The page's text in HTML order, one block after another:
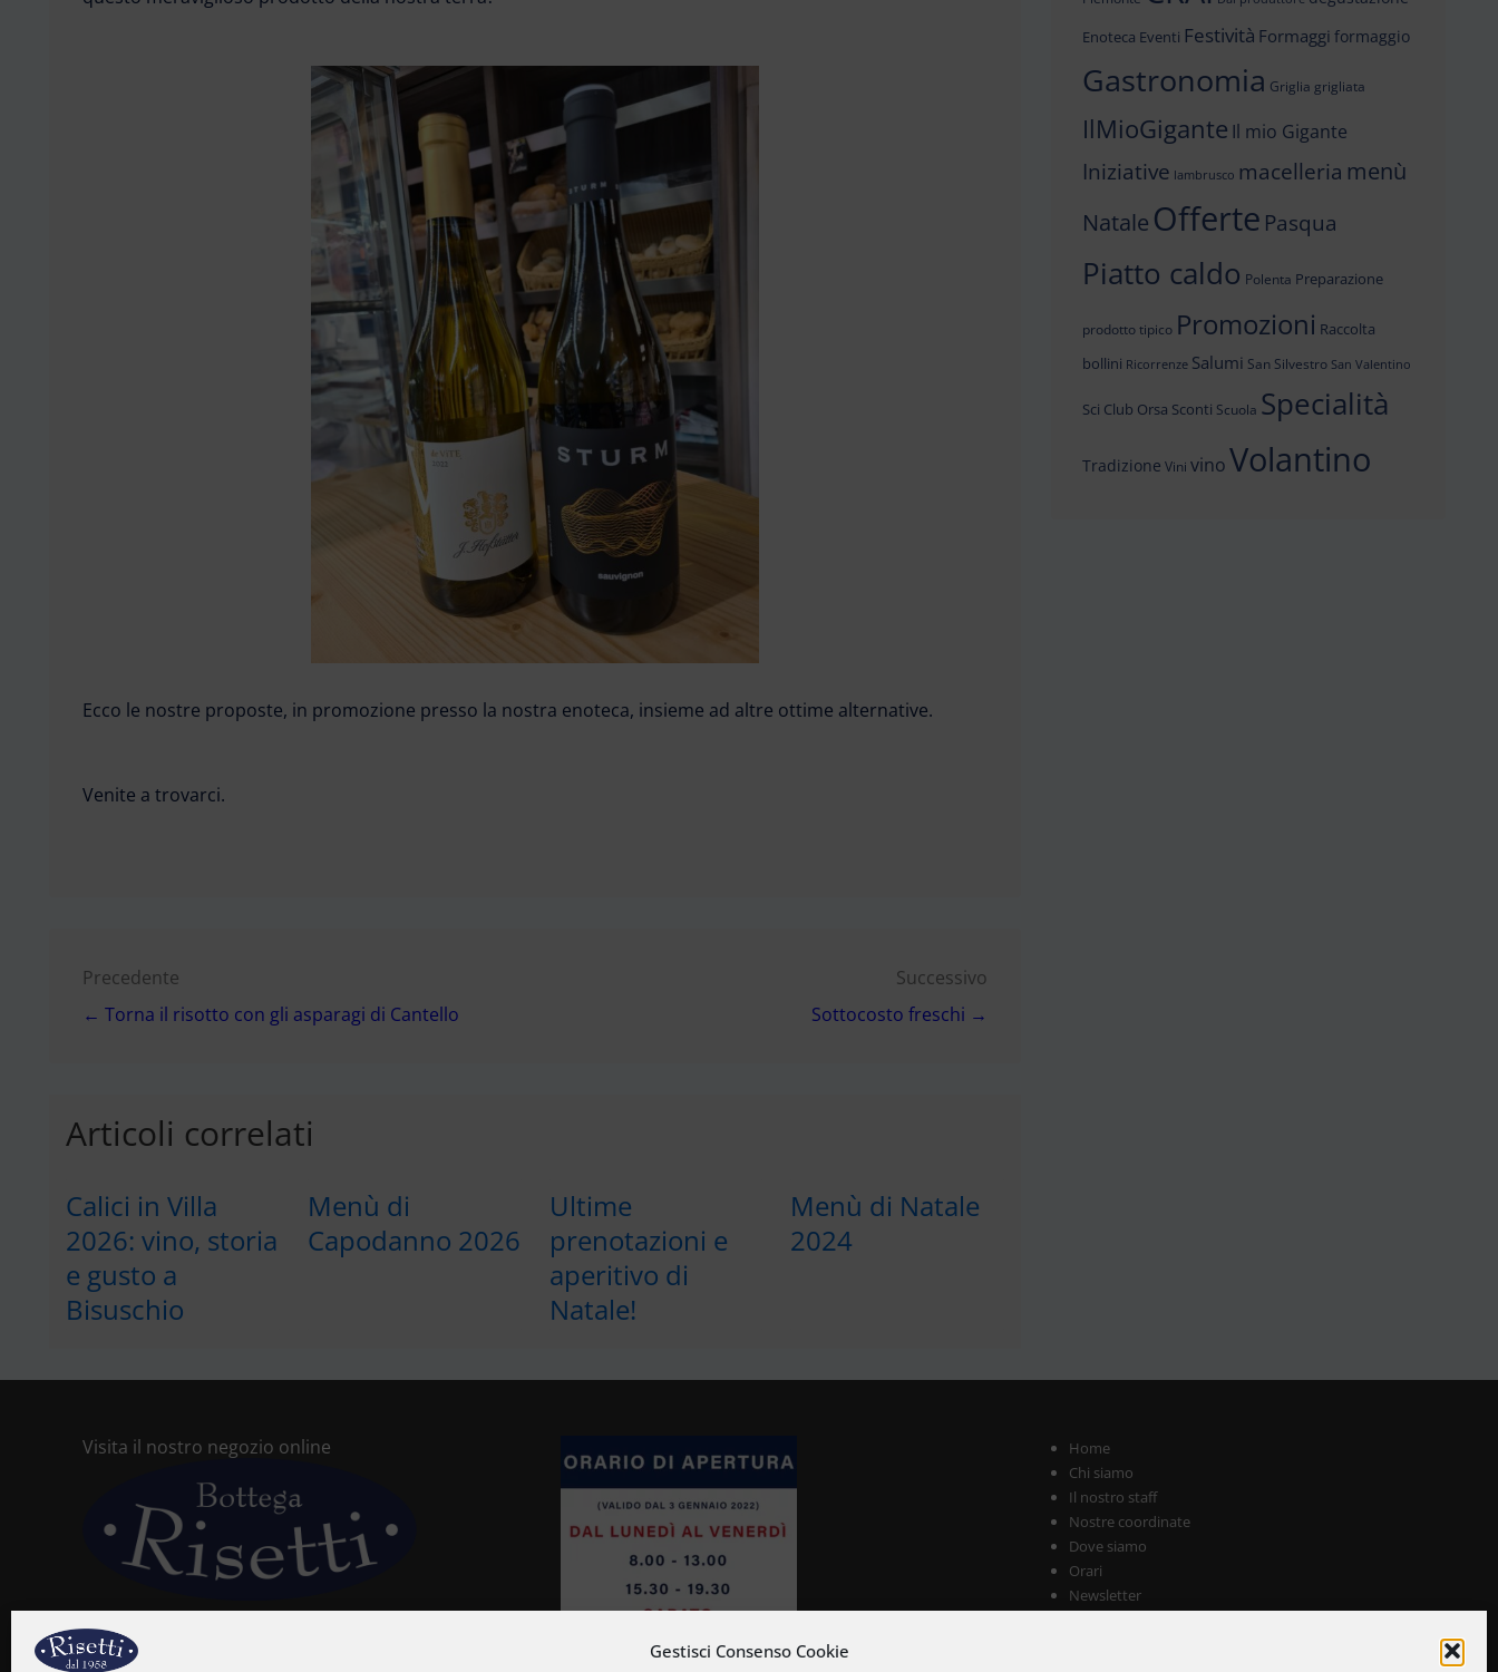
Gestisci Consenso Cookie
Ecco le nostre proposte, in promozione presso la nostra enoteca, insieme ad altre ottime alternative.
Venite a trovarci.
Navigazione
articoli
Precedente
← Torna il risotto con gli asparagi di Cantello
Successivo
Sottocosto freschi →
Articoli correlati
Calici in Villa
2026: vino, storia
e gusto a
Bisuschio
Menù di
Capodanno 2026
Ultime
prenotazioni e
aperitivo di
Natale!
Menù di Natale
2024
Enoteca Eventi Festività Formaggi formaggio
Gastronomia Griglia grigliata
IlMioGigante Il mio Gigante
Iniziative lambrusco macelleria menù
Natale Offerte Pasqua
Piatto caldo Polenta Preparazione
prodotto tipico Promozioni Raccolta
bollini Ricorrenze Salumi San Silvestro San Valentino
Sci Club Orsa Sconti Scuola Specialità
Tradizione Vini vinoVolantino
Visita il nostro negozio online
Home
Chi siamo
Il nostro staff
Nostre coordinate
Dove siamo
Orari
Newsletter